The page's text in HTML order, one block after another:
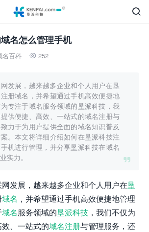

名怎么管理手机
名百科  252

发展，越来越多企业和个人用户在垦
册域名，并希望通过手机高效便捷地
专注于域名服务领域的垦派科技，我
供便捷、高效、一站式的域名注册与
力于为用户提供全面的域名知识普及
。本文将详细介绍如何在垦派科技注
机进行管理，并分享垦派科技在域名
实力。
发展，越来越多企业和个人用户在垦
域名 ，并希望通过手机高效便捷地管理
域名服务领域的垦派科技 ，我们不仅为
、一站式的域名注册与管理服务，还